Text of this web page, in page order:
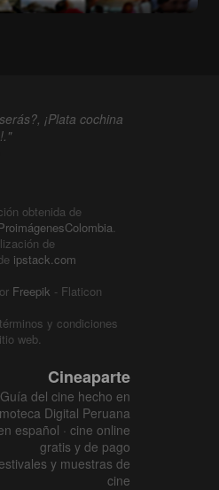
¡Plata cochina
obtenida de
.
de
ipstack.com
Freepik - Flaticon
y condiciones
web.
Cineaparte
Guía del cine hecho en
Digital Peruana
español · cine online
gratis y de pago
y muestras de
cine